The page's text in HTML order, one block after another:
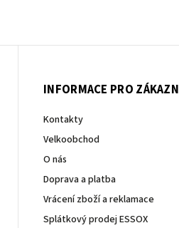
INFORMACE PRO
Kontakty
Velkoobchod
O nás
Doprava a platba
Vrácení zboží a reklamace
Splátkový prodej ESSOX